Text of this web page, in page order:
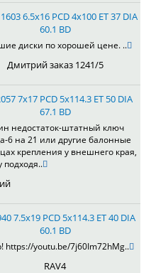
6.5x16 PCD 4x100 ET 37 DIA
60.1 BD
диски по хорошей цене. ..
Дмитрий заказ 1241/5
7x17 PCD 5x114.3 ET 50 DIA
67.1 BD
недостаток-штатный ключ
6 на 21 или другие балонные
крепления у внешнего края,
подходя..
7.5x19 PCD 5x114.3 ET 40 DIA
60.1 BD
https://youtu.be/7j60Im72hMg..
RAV4